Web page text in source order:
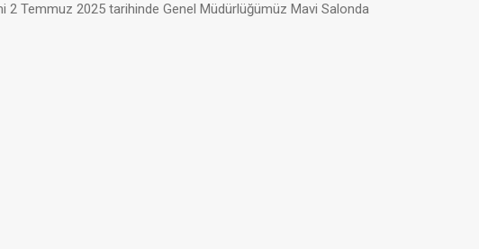
2 Temmuz 2025 tarihinde Genel Müdürlüğümüz Mavi Salonda